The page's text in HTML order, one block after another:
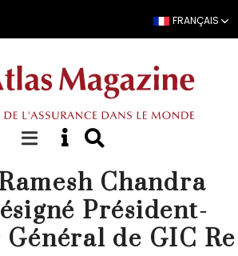
FRANÇAIS
ACTUALITÉ
Chandra
Président-
de GIC Re